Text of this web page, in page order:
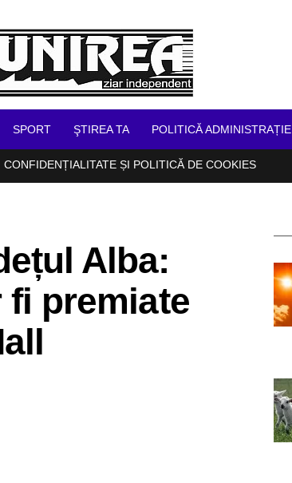
SPORT ŞTIREA TA POLITICĂ ADMINISTRAȚIE
CONFIDENȚIALITATE ȘI POLITICĂ DE COOKIES
Alba:
fi premiate